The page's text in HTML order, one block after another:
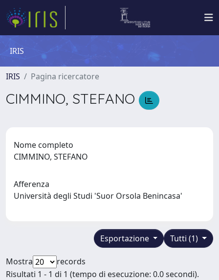
IRIS
IRIS Pagina ricercatore
CIMMINO, STEFANO
Nome completo
CIMMINO, STEFANO
Afferenza
Università degli Studi 'Suor Orsola Benincasa'
Tutti (1)
Esportazione
Mostra
records
Risultati 1 - 1 di 1 (tempo di esecuzione: 0.0 secondi).